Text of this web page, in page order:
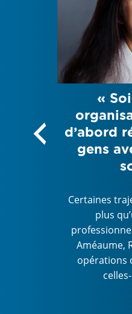
«
d’abord
gens
Certaines
plus
Améaume,
opérations